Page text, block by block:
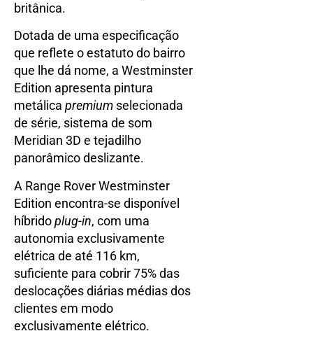
britânica.
Dotada de uma especificação
que reflete o estatuto do bairro
que lhe dá nome, a Westminster
Edition apresenta pintura
metálica premium selecionada
de série, sistema de som
Meridian 3D e tejadilho
panorâmico deslizante.
A Range Rover Westminster
Edition encontra-se disponível
híbridoplug-in, com uma
autonomia exclusivamente
elétrica de até 116 km,
suficiente para cobrir 75% das
deslocações diárias médias dos
clientes em modo
exclusivamente elétrico.